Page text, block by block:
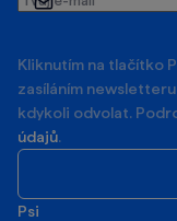
e-
Kliknutím na tlačítko
zasíláním
kdykoli odvolat.
údajů.
Psi